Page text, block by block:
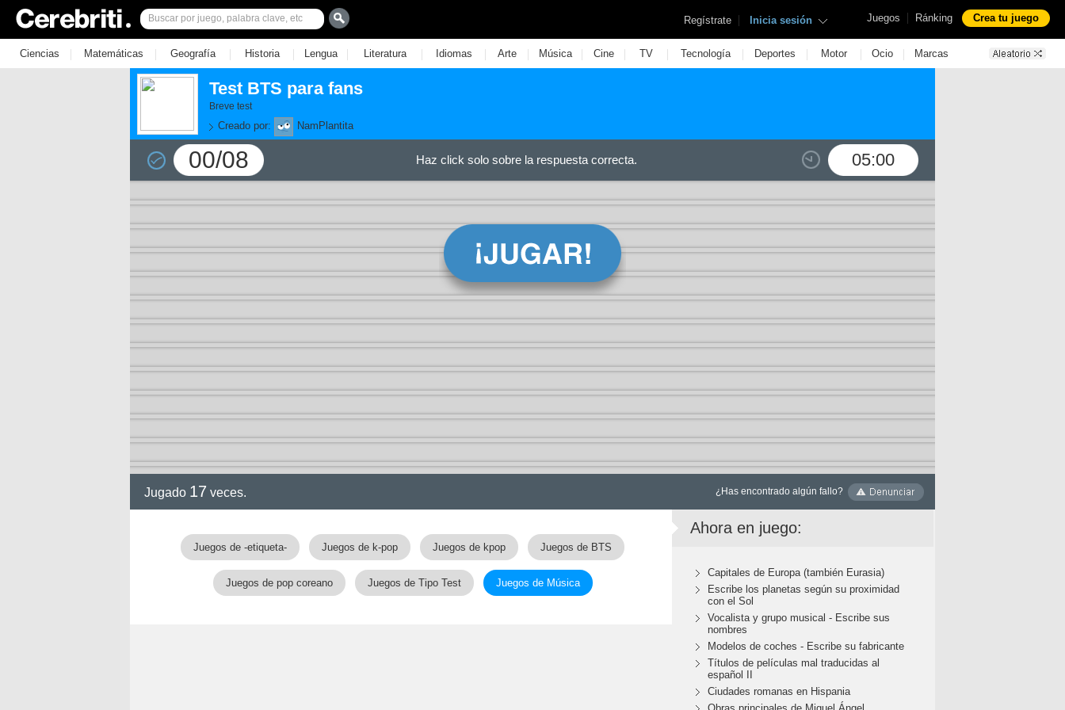
Juegos | Ránking Crea tu juego
Regístrate | Inicia sesión
Ciencias | Matemáticas | Geografía | Historia | Lengua | Literatura | Idiomas | Arte | Música | Cine | TV | Tecnología | Deportes | Motor | Ocio | Marcas
Test BTS para fans
Breve test
Creado por: NamPlantita
00/08 05:00
Haz click solo sobre la respuesta correcta.
Jugado 17 veces. ¿Has encontrado algún fallo?
Juegos de -etiqueta- Juegos de k-pop Juegos de kpop Juegos de BTS
Juegos de pop coreano Juegos de Tipo Test Juegos de Música
Ahora en juego:
Capitales de Europa (también Eurasia)
Escribe los planetas según su proximidad
con el Sol
Vocalista y grupo musical - Escribe sus
nombres
Modelos de coches - Escribe su fabricante
Títulos de películas mal traducidas al
español II
Ciudades romanas en Hispania